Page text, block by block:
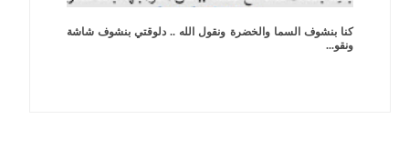
كنا بنشوف السما والخضرة ونقول الله .. دلوقتي بنشوف شاشة
ونقو...